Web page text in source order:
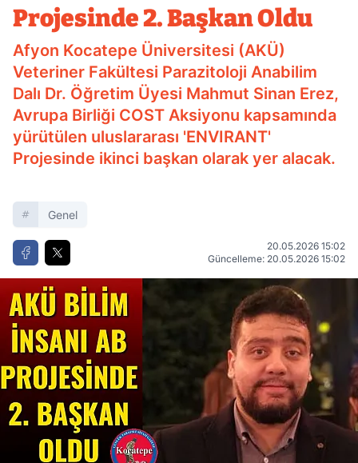
Projesinde 2. Başkan Oldu
Afyon Kocatepe Üniversitesi (AKÜ)
Veteriner Fakültesi Parazitoloji Anabilim
Dalı Dr. Öğretim Üyesi Mahmut Sinan Erez,
Avrupa Birliği COST Aksiyonu kapsamında
yürütülen uluslararası 'ENVIRANT'
Projesinde ikinci başkan olarak yer alacak.
Genel
20.05.2026 15:02
Güncelleme: 20.05.2026 15:02